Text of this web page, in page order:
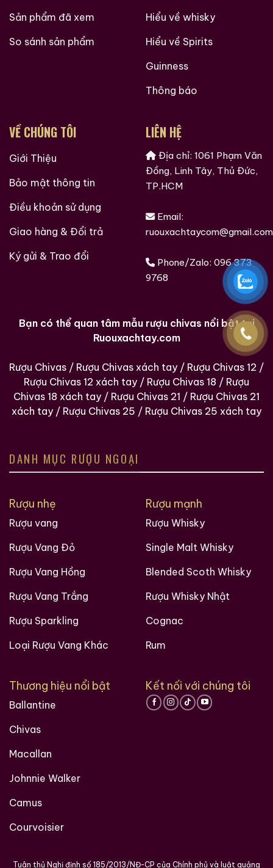
Sản phẩm đã xem
So sánh sản phẩm
Hiểu về whisky
Hiểu về Spirits
Guinness
Thông báo
VỀ CHÚNG TÔI
Giới Thiệu
Bảo mật thông tin
Điều khoản sử dụng
Giao hàng & Đổi trả
Ký gửi & Trao đổi
LIÊN HỆ
Địa chỉ: 1061 Phạm Văn
Đồng, Linh Tây, Thủ Đức,
TP.HCM
Email:
ruouxachtaycom@gmail.com
Phone/Zalo: 096 373
9768
Bạn có thể quan tâm mẫu rượu chivas nổi bật tại
Ruouxachtay.com
Rượu Chivas / Rượu Chivas xách tay / Rượu Chivas 12 /
Rượu Chivas 12 xách tay / Rượu Chivas 18 / Rượu
Chivas 18 xách tay / Rượu Chivas 21 / Rượu Chivas 21
xách tay / Rượu Chivas 25 / Rượu Chivas 25 xách tay
DANH MỤC RƯỢU NGOẠI
Rượu nhẹ
Rượu vang
Rượu Vang Đỏ
Rượu Vang Hồng
Rượu Vang Trắng
Rượu Sparkling
Loại Rượu Vang Khác
Rượu mạnh
Rượu Whisky
Single Malt Whisky
Blended Scoth Whisky
Rượu Whisky Nhật
Cognac
Rum
Thương hiệu nổi bật
Ballantine
Chivas
Macallan
Johnnie Walker
Camus
Courvoisier
Kết nối với chúng tôi
Tuân thủ Nghị định số 185/2013/NĐ-CP của Chính phủ và luật quảng